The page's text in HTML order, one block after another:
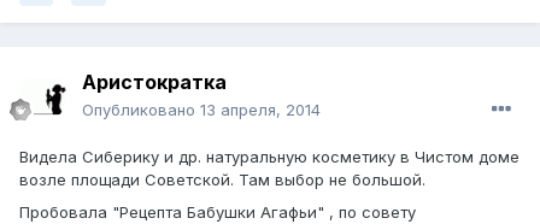
Аристократка
Опубликовано 13 апреля, 2014
Видела Сиберику и др. натуральную косметику в Чистом доме
возле площади Советской. Там выбор не большой.
Пробовала "Рецепта Бабушки Агафьи" , по совету